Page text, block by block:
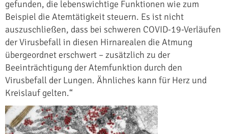
gefunden, die lebenswichtige Funktionen wie zum
Beispiel die Atemtätigkeit steuern. Es ist nicht
auszuschließen, dass bei schweren COVID-19-Verläufen
der Virusbefall in diesen Hirnarealen die Atmung
übergeordnet erschwert – zusätzlich zu der
Beeinträchtigung der Atemfunktion durch den
Virusbefall der Lungen. Ähnliches kann für Herz und
Kreislauf gelten.“